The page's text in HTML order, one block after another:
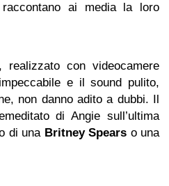
ai media la loro
realizzato con videocamere
e il sound pulito,
non danno adito a dubbi. Il
di Angie sull’ultima
di una Britney Spears o una